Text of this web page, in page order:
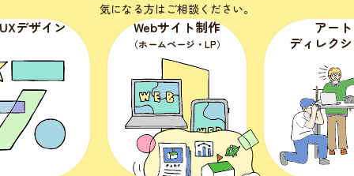
気になる方はご相談ください。
Webサイト制作
（ホームページ・LP）
アート
ディレクション
（